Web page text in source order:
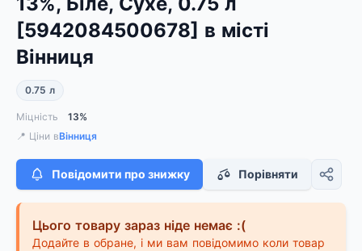
[5942084500678] в місті
Вінниця
0.75 л
Міцність
13%
📍 Ціни вВінниця
Повідомити про знижку Порівняти
Цього товару зараз ніде немає :(
Додайте в обране, і ми вам повідомимо коли товар